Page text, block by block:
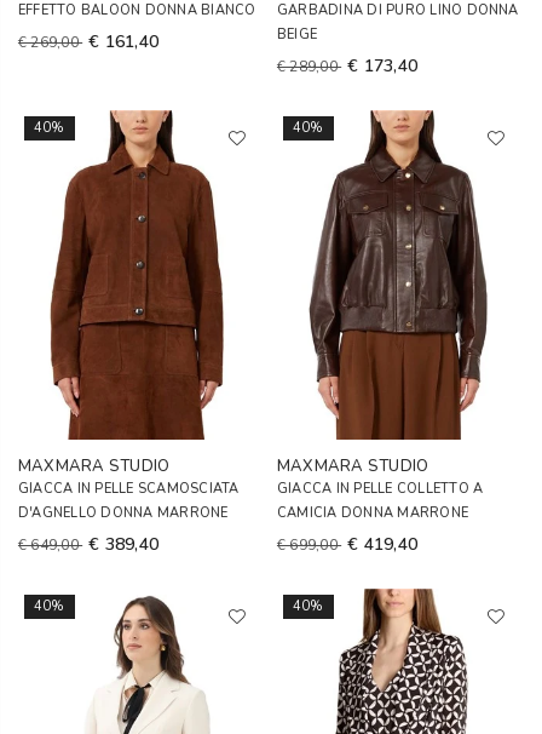
EFFETTO BALOON DONNA BIANCO
€ 269,00 € 161,40
GARBADINA DI PURO LINO DONNA
BEIGE
€ 289,00 € 173,40
40%
MAXMARA STUDIO
GIACCA IN PELLE SCAMOSCIATA
D'AGNELLO DONNA MARRONE
€ 649,00 € 389,40
40%
MAXMARA STUDIO
GIACCA IN PELLE COLLETTO A
CAMICIA DONNA MARRONE
€ 699,00 € 419,40
40% 40%